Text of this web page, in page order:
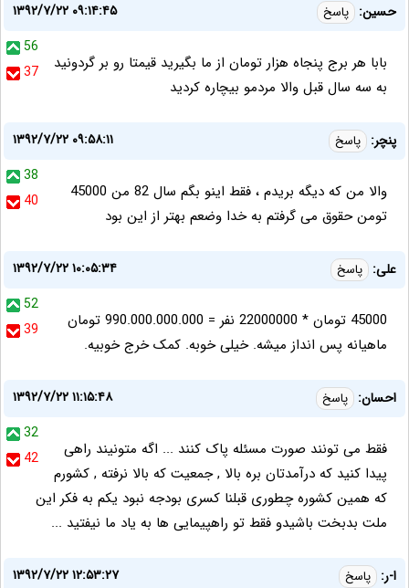
حسین: پاسخ
۱۳۹۲/۷/۲۲ ۰۹:۱۴:۴۵
56
37
بابا هر برج پنجاه هزار تومان از ما بگیرید قیمتا رو بر گردونید
به سه سال قبل والا مردمو بیچاره کردید
پنچر: پاسخ
۱۳۹۲/۷/۲۲ ۰۹:۵۸:۱۱
38
40
والا من که دیگه بریدم ، فقط اینو بگم سال 82 من 45000
تومن حقوق می گرفتم به خدا وضعم بهتر از این بود
علی: پاسخ
۱۳۹۲/۷/۲۲ ۱۰:۰۵:۳۴
52
39
45000 تومان * 22000000 نفر = 990.000.000.000 تومان
ماهیانه پس انداز میشه. خیلی خوبه. کمک خرج خوبیه.
احسان: پاسخ
۱۳۹۲/۷/۲۲ ۱۱:۱۵:۴۸
32
42
فقط می تونند صورت مسئله پاک کنند ... اگه متونیند راهی
پیدا کنید که درآمدتان بره بالا , جمعیت که بالا نرفته , کشورم
که همین کشوره چطوری قبلنا کسری بودجه نبود یکم به فکر این
ملت بدبخت باشیدو فقط تو راهپیمایی ها به یاد ما نیفتید ...
ا-ر: پاسخ
۱۳۹۲/۷/۲۲ ۱۲:۵۳:۲۷